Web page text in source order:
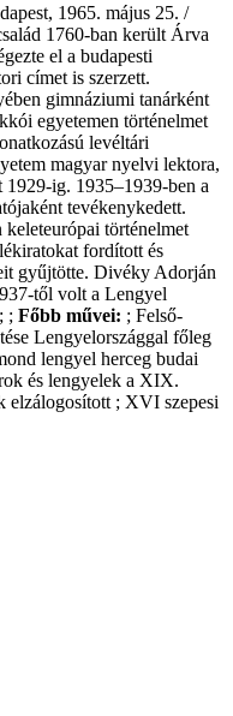
1965. május 25. /
1760-ban került Árva
el a budapesti
címet is szerzett.
gimnáziumi tanárként
egyetemen történelmet
levéltári
magyar nyelvi lektora,
ig. 1935–1939-ben a
tevékenykedett.
keleteurópai történelmet
fordított és
gyűjtötte. Divéky Adorján
től volt a Lengyel
; Főbb művei: ; Felső-
Lengyelországgal főleg
lengyel herceg budai
és lengyelek a XIX.
elzálogosított ; XVI szepesi